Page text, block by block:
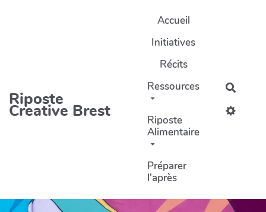
Riposte
Creative Brest
Accueil
Initiatives
Récits
Ressources
Riposte
Alimentaire
Préparer
l'après